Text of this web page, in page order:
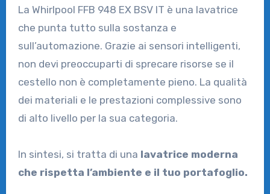
La Whirlpool FFB 948 EX BSV IT è una lavatrice
che punta tutto sulla sostanza e
sull’automazione. Grazie ai sensori intelligenti,
non devi preoccuparti di sprecare risorse se il
cestello non è completamente pieno. La qualità
dei materiali e le prestazioni complessive sono
di alto livello per la sua categoria.
In sintesi, si tratta di una lavatrice moderna
che rispetta l’ambiente e il tuo portafoglio.